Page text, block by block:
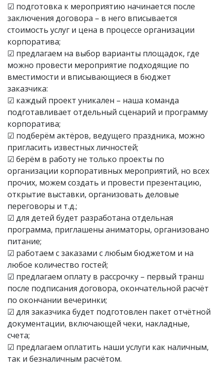
☑ подготовка к мероприятию начинается после
заключения договора – в него вписывается
стоимость услуг и цена в процессе организации
корпоратива;
☑ предлагаем на выбор варианты площадок, где
можно провести мероприятие подходящие по
вместимости и вписывающиеся в бюджет
заказчика:
☑ каждый проект уникален – наша команда
подготавливает отдельный сценарий и программу
корпоратива;
☑ подберём актёров, ведущего праздника, можно
пригласить известных личностей;
☑ берём в работу не только проекты по
организации корпоративных мероприятий, но всех
прочих, можем создать и провести презентацию,
открытие выставки, организовать деловые
переговоры и т.д.;
☑ для детей будет разработана отдельная
программа, приглашены аниматоры, организовано
питание;
☑ работаем с заказами с любым бюджетом и на
любое количество гостей;
☑ предлагаем оплату в рассрочку – первый транш
после подписания договора, окончательной расчёт
по окончании вечеринки;
☑ для заказчика будет подготовлен пакет отчётной
документации, включающей чеки, накладные,
счета;
☑ предлагаем оплатить наши услуги как наличным,
так и безналичным расчётом.